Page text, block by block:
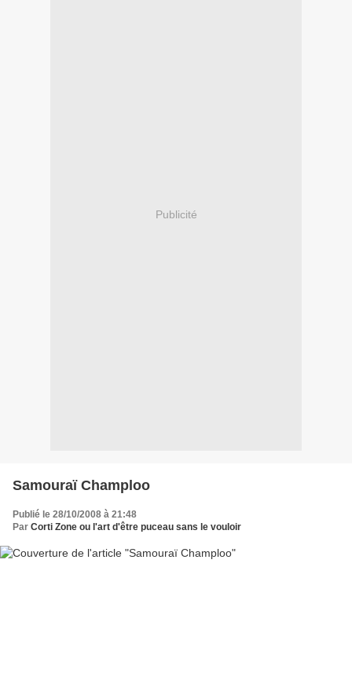
Publicité
Samouraï Champloo
Publié le 28/10/2008 à 21:48
Par Corti Zone ou l'art d'être puceau sans le vouloir